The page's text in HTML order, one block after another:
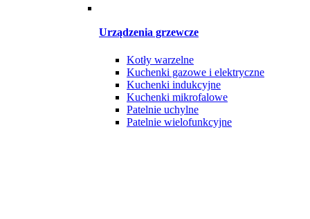
Urządzenia grzewcze
Kotły warzelne
Kuchenki gazowe i elektryczne
Kuchenki indukcyjne
Kuchenki mikrofalowe
Patelnie uchylne
Patelnie wielofunkcyjne